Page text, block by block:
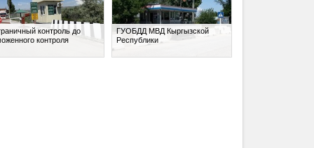
контроль до
контроля
ГУОБДД МВД Кыргызской
Республики